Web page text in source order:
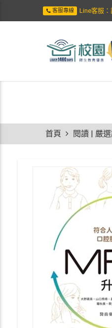
客服專線 Line客服
首頁 閱讀 | 嚴